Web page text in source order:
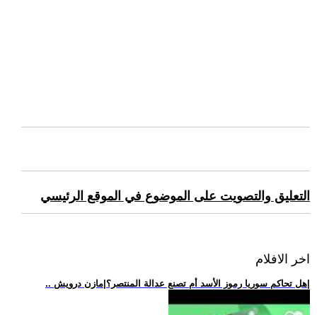
التعليق والتصويت على الموضوع في الموقع الرئيسي
اخر الافلام